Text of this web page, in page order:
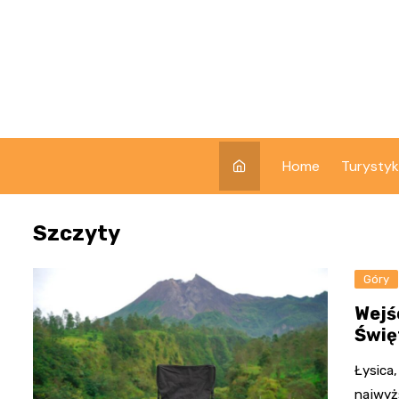
Home
Szczyty
Góry